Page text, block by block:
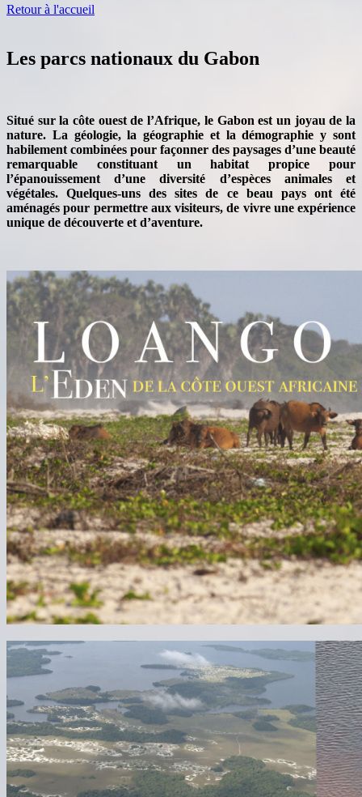
Retour à l'accueil
Les parcs nationaux du Gabon
Situé sur la côte ouest de l’Afrique, le Gabon est un joyau de la
nature. La géologie, la géographie et la démographie y sont
habilement combinées pour façonner des paysages d’une beauté
remarquable constituant un habitat propice pour
l’épanouissement d’une diversité d’espèces animales et
végétales. Quelques-uns des sites de ce beau pays ont été
aménagés pour permettre aux visiteurs, de vivre une expérience
unique de découverte et d’aventure.